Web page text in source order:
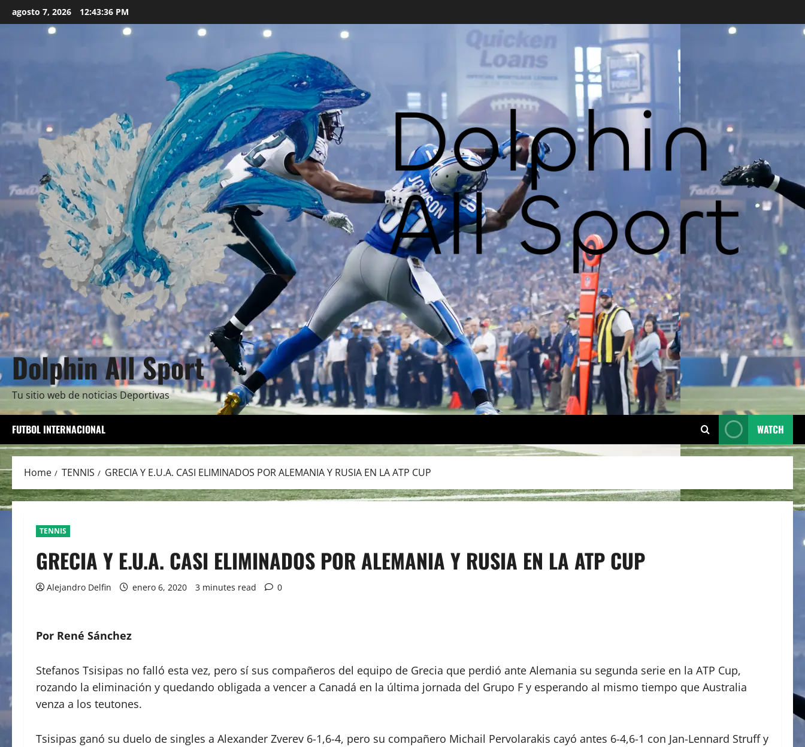
to
agosto 7, 2026 12:43:37 PM
Dolphin All Sport
Tu sitio web de noticias Deportivas
FUTBOL INTERNACIONAL WATCH
Home TENNIS GRECIA Y E.U.A. CASI ELIMINADOS POR ALEMANIA Y RUSIA EN LA ATP CUP
TENNIS
GRECIA Y E.U.A. CASI ELIMINADOS POR ALEMANIA Y RUSIA EN LA ATP CUP
Alejandro Delfin enero 6, 2020 3 minutes read 0
Por René Sánchez
Stefanos Tsisipas no falló esta vez, pero sí sus compañeros del equipo de Grecia que perdió ante Alemania su segunda serie en la ATP Cup,
rozando la eliminación y quedando obligada a vencer a Canadá en la última jornada del Grupo F y esperando al mismo tiempo que Australia
venza a los teutones.
Tsisipas ganó su duelo de singles a Alexander Zverev 6-1,6-4, pero su compañero Michail Pervolarakis cayó antes 6-4,6-1 con Jan-Lennard Struff y